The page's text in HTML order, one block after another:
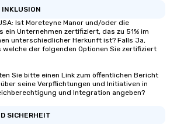
by its various
to its
Russell
the property,
and historical
on an
project to
former glory
INKLUSION
Ist Moreteyne Manor und/oder die
Unternehmen zertifiziert, das zu 51% im
unterschiedlicher Herkunft ist? Falls Ja,
welche der folgenden Optionen Sie zertifiziert
Sie bitte einen Link zum öffentlichen Bericht
seine Verpflichtungen und Initiativen in
und Integration angeben?
SICHERHEIT